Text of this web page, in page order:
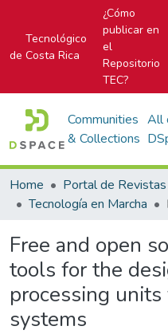
Tecnológico
de Costa Rica
¿Cómo
publicar en
el
Repositorio
TEC?
Communities
& Collections
All
Home
Tecnología en Marcha
Free and open
tools for the
processing
systems